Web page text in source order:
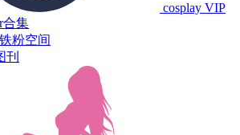
cosplay VIP
合集
粉空间
刊